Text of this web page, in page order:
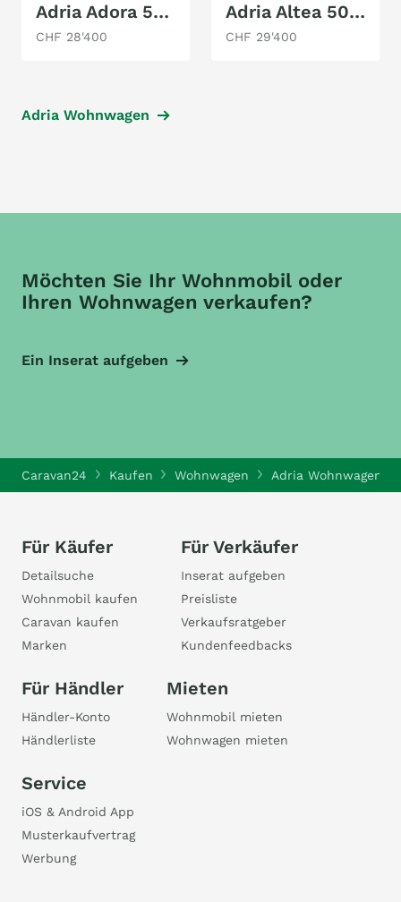
Adria Adora 573 PT
CHF 28'400
Adria Altea 502 UL
CHF 29'400
Adria Wohnwagen
Möchten Sie Ihr Wohnmobil oder
Ihren Wohnwagen verkaufen?
Ein Inserat aufgeben
Caravan24 Kaufen Wohnwagen Adria Wohnwagen
Für Käufer
Detailsuche
Wohnmobil kaufen
Caravan kaufen
Marken
Für Verkäufer
Inserat aufgeben
Preisliste
Verkaufsratgeber
Kundenfeedbacks
Für Händler
Händler-Konto
Händlerliste
Mieten
Wohnmobil mieten
Wohnwagen mieten
Service
iOS & Android App
Musterkaufvertrag
Werbung